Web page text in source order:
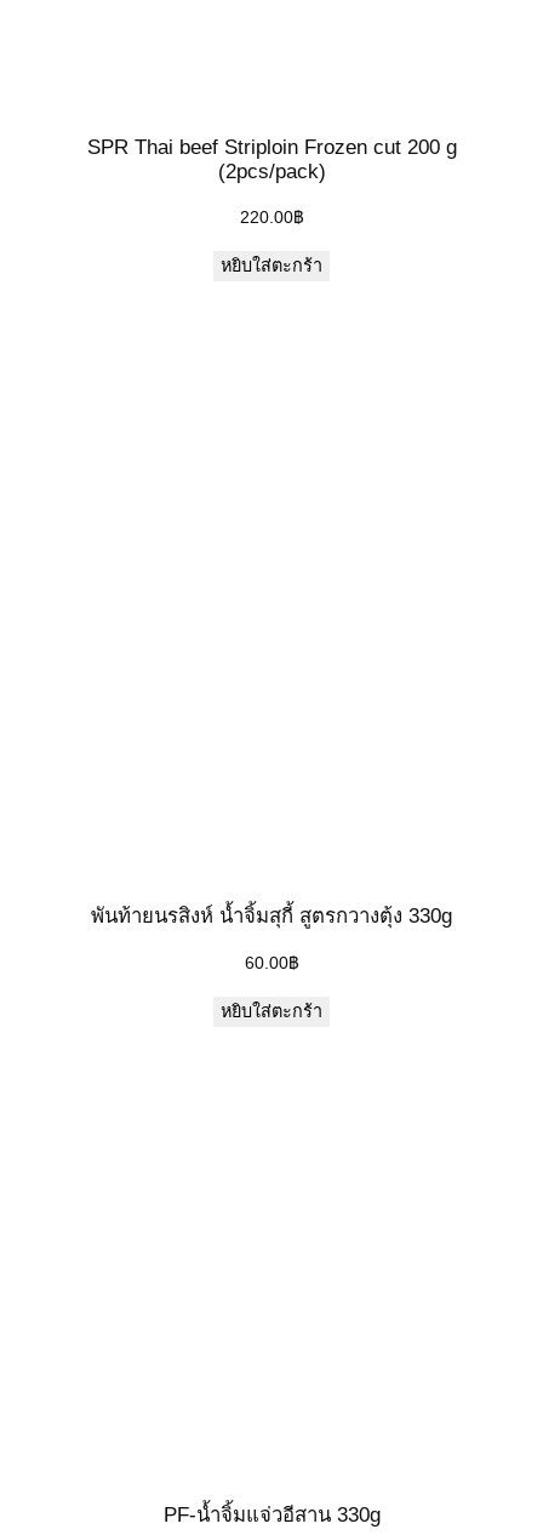
SPR Thai beef Striploin Frozen cut 200 g
(2pcs/pack)
220.00฿
หยิบใส่ตะกร้า
พันท้ายนรสิงห์ น้ำจิ้มสุกี้ สูตรกวางตุ้ง 330g
60.00฿
หยิบใส่ตะกร้า
PF-น้ำจิ้มแจ่วอีสาน 330g